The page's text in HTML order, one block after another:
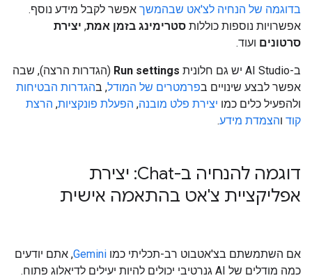
בדוגמה של הנחיה לצ'אט שבהמשך אפשר לקבל מידע נוסף.
אפשרויות נוספות כוללות סטרימינג בזמן אמת, יצירת
סרטונים ועוד.
ב-AI Studio יש גם חלונית Run settings (הגדרות הרצה), שבה
אפשר לבצע שינויים בפרמטרים של המודל, בהגדרות הבטיחות
ולהפעיל כלים כמו יצירת פלט מובנה, הפעלת פונקציות, הרצת
קוד והצמדת מידע.
דוגמה להנחיה ב-Chat: יצירת
אפליקציית צ'אט בהתאמה אישית
אם השתמשתם בצ'אטבוט רב-תכליתי כמו Gemini, אתם יודעים
כמה מודלים של AI גנרטיבי יכולים להיות יעילים לדיאלוג פתוח.